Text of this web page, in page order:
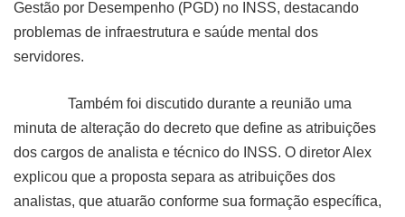
Gestão por Desempenho (PGD) no INSS, destacando
problemas de infraestrutura e saúde mental dos
servidores.
Também foi discutido durante a reunião uma
minuta de alteração do decreto que define as atribuições
dos cargos de analista e técnico do INSS. O diretor Alex
explicou que a proposta separa as atribuições dos
analistas, que atuarão conforme sua formação específica,